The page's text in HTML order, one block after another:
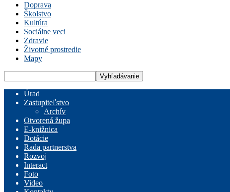
Doprava
Školstvo
Kultúra
Sociálne veci
Zdravie
Životné prostredie
Mapy
Úrad
Zastupiteľstvo
Archív
Otvorená župa
E-knižnica
Dotácie
Rada partnerstva
Rozvoj
Interact
Foto
Video